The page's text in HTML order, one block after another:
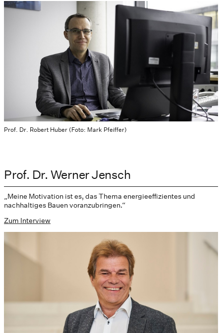
Prof. Dr. Robert Huber (Foto: Mark Pfeiffer)
Prof. Dr. Werner Jensch
„Meine Motivation ist es, das Thema energieeffizientes und
nachhaltiges Bauen voranzubringen.“
Zum Interview